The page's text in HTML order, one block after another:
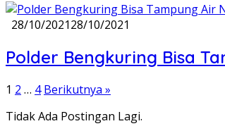
28/10/202128/10/2021
Polder Bengkuring Bisa
Paginasi
pos
1 2 … 4 Berikutnya »
Tidak Ada Postingan Lagi.